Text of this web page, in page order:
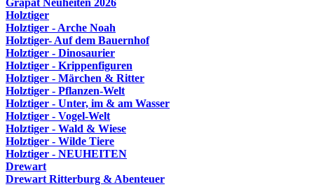
Grapat Neuheiten 2026
Holztiger
Holztiger - Arche Noah
Holztiger- Auf dem Bauernhof
Holztiger - Dinosaurier
Holztiger - Krippenfiguren
Holztiger - Märchen & Ritter
Holztiger - Pflanzen-Welt
Holztiger - Unter, im & am Wasser
Holztiger - Vogel-Welt
Holztiger - Wald & Wiese
Holztiger - Wilde Tiere
Holztiger - NEUHEITEN
Drewart
Drewart Ritterburg & Abenteuer